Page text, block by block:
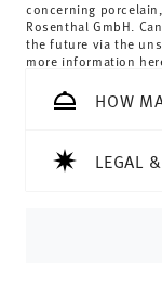
Switzerland:
69,90 CHF. If
69,90 CHF,
Tracking:You
Delivery time:
Germany for
For
concerning
Rosenthal GmbH.
the future via the
more information
HOW
LEGAL